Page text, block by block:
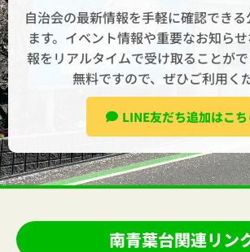
自治会の最新情報を手軽に確認でき
ます。イベント情報や重要なお知ら
報をリアルタイムで受け取ることが
無料ですので、ぜひご利用く
LINE友だち追加はこち
南青葉台関連リン